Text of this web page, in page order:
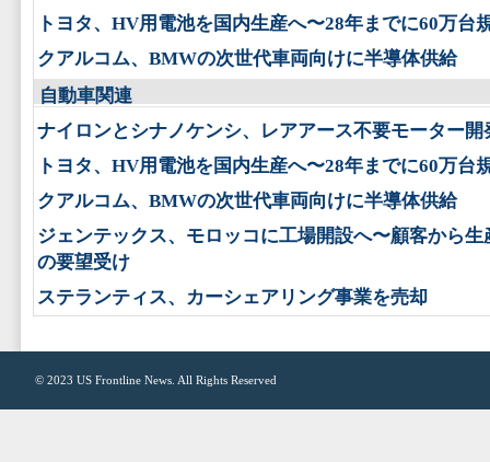
トヨタ、HV用電池を国内生産へ〜28年までに60万台
クアルコム、BMWの次世代車両向けに半導体供給
自動車関連
ナイロンとシナノケンシ、レアアース不要モーター開
トヨタ、HV用電池を国内生産へ〜28年までに60万台
クアルコム、BMWの次世代車両向けに半導体供給
ジェンテックス、モロッコに工場開設へ〜顧客から生
の要望受け
ステランティス、カーシェアリング事業を売却
© 2023 US Frontline News . All Rights Reserved